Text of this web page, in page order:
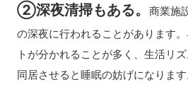
②深夜清掃もある。商業施
の深夜に行われることがあります
トが分かれることが多く、生活リ
同居させると睡眠の妨げになります